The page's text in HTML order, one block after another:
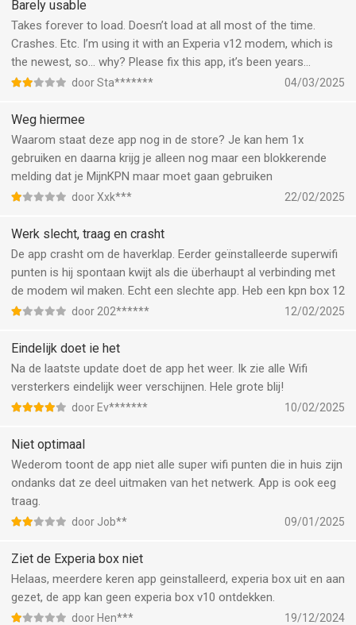
Barely usable
Takes forever to load. Doesn’t load at all most of the time.
Crashes. Etc. I’m using it with an Experia v12 modem, which is
the newest, so… why? Please fix this app, it’s been years…
door Sta******* 04/03/2025
Weg hiermee
Waarom staat deze app nog in de store? Je kan hem 1x
gebruiken en daarna krijg je alleen nog maar een blokkerende
melding dat je MijnKPN maar moet gaan gebruiken
door Xxk*** 22/02/2025
Werk slecht, traag en crasht
De app crasht om de haverklap. Eerder geïnstalleerde superwifi
punten is hij spontaan kwijt als die überhaupt al verbinding met
de modem wil maken. Echt een slechte app. Heb een kpn box 12
door 202****** 12/02/2025
Eindelijk doet ie het
Na de laatste update doet de app het weer. Ik zie alle Wifi
versterkers eindelijk weer verschijnen. Hele grote blij!
door Ev******* 10/02/2025
Niet optimaal
Wederom toont de app niet alle super wifi punten die in huis zijn
ondanks dat ze deel uitmaken van het netwerk. App is ook eeg
traag.
door Job** 09/01/2025
Ziet de Experia box niet
Helaas, meerdere keren app geinstalleerd, experia box uit en aan
gezet, de app kan geen experia box v10 ontdekken.
door Hen*** 19/12/2024